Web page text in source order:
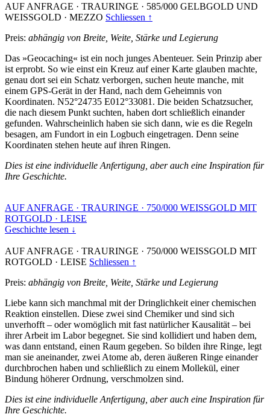
AUF ANFRAGE · TRAURINGE · 585/000 GELBGOLD UND
WEISSGOLD · MEZZO Schliessen ↑
Preis: abhängig von Breite, Weite, Stärke und Legierung
Das »Geocaching« ist ein noch junges Abenteuer. Sein Prinzip aber
ist erprobt. So wie einst ein Kreuz auf einer Karte glauben machte,
genau dort sei ein Schatz verborgen, suchen heute manche, mit
einem GPS-Gerät in der Hand, nach dem Geheimnis von
Koordinaten. N52°24735 E012°33081. Die beiden Schatzsucher,
die nach diesem Punkt suchten, haben dort schließlich einander
gefunden. Wahrscheinlich haben sie sich dann, wie es die Regeln
besagen, am Fundort in ein Logbuch eingetragen. Denn seine
Koordinaten stehen heute auf ihren Ringen.
Dies ist eine individuelle Anfertigung, aber auch eine Inspiration für
Ihre Geschichte.
AUF ANFRAGE · TRAURINGE · 750/000 WEISSGOLD MIT
ROTGOLD · LEISE
Geschichte lesen ↓
AUF ANFRAGE · TRAURINGE · 750/000 WEISSGOLD MIT
ROTGOLD · LEISE Schliessen ↑
Preis: abhängig von Breite, Weite, Stärke und Legierung
Liebe kann sich manchmal mit der Dringlichkeit einer chemischen
Reaktion einstellen. Diese zwei sind Chemiker und sind sich
unverhofft – oder womöglich mit fast natürlicher Kausalität – bei
ihrer Arbeit im Labor begegnet. Sie sind kollidiert und haben dem,
was dann entstand, einen Raum gegeben. So bilden ihre Ringe, legt
man sie aneinander, zwei Atome ab, deren äußeren Ringe einander
durchbrochen haben und schließlich zu einem Mollekül, einer
Bindung höherer Ordnung, verschmolzen sind.
Dies ist eine individuelle Anfertigung, aber auch eine Inspiration für
Ihre Geschichte.